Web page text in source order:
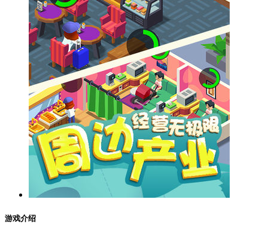
游戏介绍